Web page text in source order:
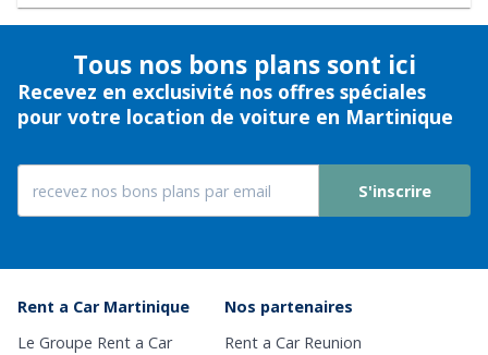
Tous nos bons plans sont ici
Recevez en exclusivité nos offres spéciales
pour votre location de voiture en Martinique
S'inscrire
Rent a Car Martinique
Le Groupe Rent a Car
Nos partenaires
Rent a Car Reunion